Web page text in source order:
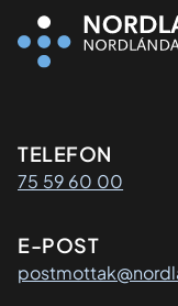
TELEFON
75 59 60 00
E-POST